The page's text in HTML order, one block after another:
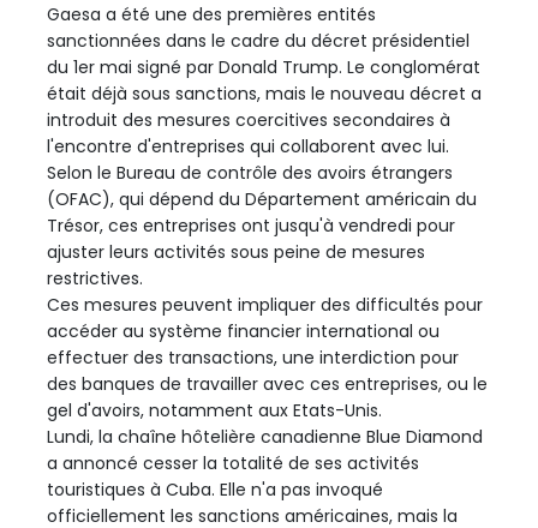
Gaesa a été une des premières entités
sanctionnées dans le cadre du décret présidentiel
du 1er mai signé par Donald Trump. Le conglomérat
était déjà sous sanctions, mais le nouveau décret a
introduit des mesures coercitives secondaires à
l'encontre d'entreprises qui collaborent avec lui.
Selon le Bureau de contrôle des avoirs étrangers
(OFAC), qui dépend du Département américain du
Trésor, ces entreprises ont jusqu'à vendredi pour
ajuster leurs activités sous peine de mesures
restrictives.
Ces mesures peuvent impliquer des difficultés pour
accéder au système financier international ou
effectuer des transactions, une interdiction pour
des banques de travailler avec ces entreprises, ou le
gel d'avoirs, notamment aux Etats-Unis.
Lundi, la chaîne hôtelière canadienne Blue Diamond
a annoncé cesser la totalité de ses activités
touristiques à Cuba. Elle n'a pas invoqué
officiellement les sanctions américaines, mais la